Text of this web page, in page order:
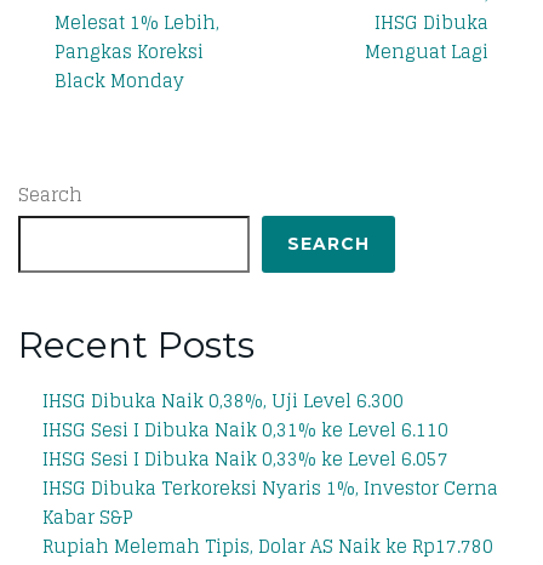
Melesat 1% Lebih,
Pangkas Koreksi
Black Monday
IHSG Dibuka
Menguat Lagi
Search
SEARCH
Recent Posts
IHSG Dibuka Naik 0,38%, Uji Level 6.300
IHSG Sesi I Dibuka Naik 0,31% ke Level 6.110
IHSG Sesi I Dibuka Naik 0,33% ke Level 6.057
IHSG Dibuka Terkoreksi Nyaris 1%, Investor Cerna
Kabar S&P
Rupiah Melemah Tipis, Dolar AS Naik ke Rp17.780